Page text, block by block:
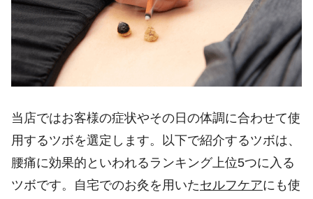
当店ではお客様の症状やその日の体調に合わせて使
用するツボを選定します。以下で紹介するツボは、
腰痛に効果的といわれるランキング上位5つに入る
ツボです。自宅でのお灸を用いたセルフケアにも使